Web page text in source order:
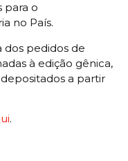
para o
no País.
pedidos de
à edição gênica,
depositados a partir
.